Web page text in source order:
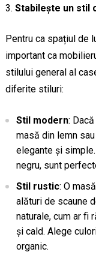
Stabilește un stil
Pentru ca spațiul de
important ca
stilului general al
diferite stiluri:
Stil modern:
masă din lemn
elegante și
negru, sunt
Stil rustic: O
alături de scaune
naturale, cum ar fi
și cald. Alege
organic.